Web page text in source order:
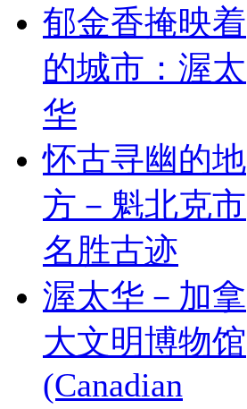
郁金香掩映着
的城市：渥太
华
怀古寻幽的地
方－魁北克市
名胜古迹
渥太华－加拿
大文明博物馆
(Canadian